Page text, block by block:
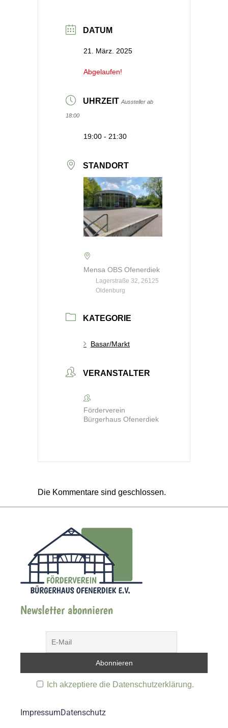
DATUM
21. März. 2025
Abgelaufen!
UHRZEIT Aussteller ab
18:00
19:00 - 21:30
STANDORT
Mensa OBS Ofenerdiek
Lagerstraße 32, 26125
Oldenburg
KATEGORIE
Basar/Markt
VERANSTALTER
Förderverein
Bürgerhaus Ofenerdiek
Die Kommentare sind geschlossen.
Newsletter abonnieren
Ich akzeptiere die Datenschutzerklärung.
ImpressumDatenschutz